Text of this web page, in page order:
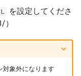
を設定してくださ
対象外になります